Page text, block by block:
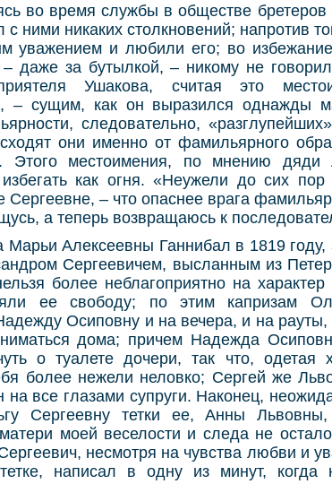
во время службы в обществе
с ними никаких столкновений; напротив
уважением и любили его; во
даже за бутылкой, – никому не
Ушакова, считая это
– сущим, как он выразился однажды
следовательно,
они именно от фамильярного
Этого местоимения, по мнению дяди
как огня. «Неужели до сих
Сергеевне, – что опаснее врага
а теперь возвращаюсь к
Марьи Алексеевны Ганнибал в 1819
Сергеевичем, высланным из
более неблагоприятно на
ее свободу; по этим капризам
Осиповну и на вечера, и на рауты,
дома; причем Надежда
о туалете дочери, так что, одетая
более нежели неловко; Сергей же
на все глазами супруги. Наконец,
Сергеевну тетки ее, Анны
моей веселости и следа не
несмотря на чувства любви и
написал в одну из минут, когда